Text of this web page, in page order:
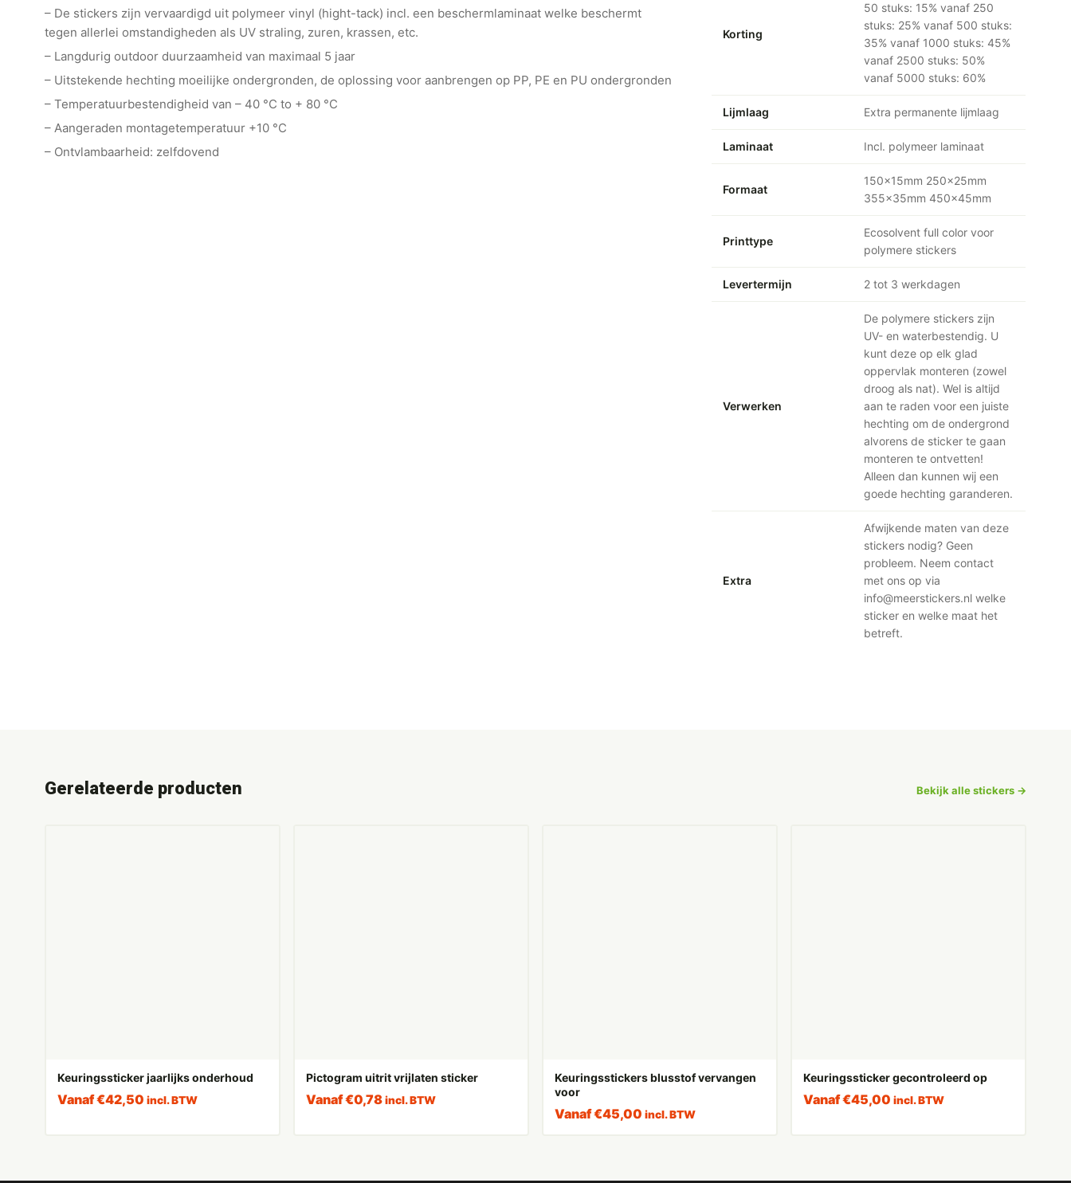
– De stickers zijn vervaardigd uit polymeer vinyl (hight-tack) incl. een beschermlaminaat welke beschermt
tegen allerlei omstandigheden als UV straling, zuren, krassen, etc.
– Langdurig outdoor duurzaamheid van maximaal 5 jaar
– Uitstekende hechting moeilijke ondergronden, de oplossing voor aanbrengen op PP, PE en PU ondergronden
– Temperatuurbestendigheid van – 40 °C to + 80 °C
– Aangeraden montagetemperatuur +10 °C
– Ontvlambaarheid: zelfdovend
Korting
50 stuks: 15% vanaf 250
stuks: 25% vanaf 500 stuks:
35% vanaf 1000 stuks: 45%
vanaf 2500 stuks: 50%
vanaf 5000 stuks: 60%
Lijmlaag Extra permanente lijmlaag
Laminaat Incl. polymeer laminaat
Formaat
150x15mm 250x25mm
355x35mm 450x45mm
Printtype
Ecosolvent full color voor
polymere stickers
Levertermijn 2 tot 3 werkdagen
Verwerken
De polymere stickers zijn
UV- en waterbestendig. U
kunt deze op elk glad
oppervlak monteren (zowel
droog als nat). Wel is altijd
aan te raden voor een juiste
hechting om de ondergrond
alvorens de sticker te gaan
monteren te ontvetten!
Alleen dan kunnen wij een
goede hechting garanderen.
Extra
Afwijkende maten van deze
stickers nodig? Geen
probleem. Neem contact
met ons op via
info@meerstickers.nl welke
sticker en welke maat het
betreft.
Gerelateerde producten Bekijk alle stickers →
Keuringssticker jaarlijks onderhoud
Vanaf€42,50 incl. BTW
Pictogram uitrit vrijlaten sticker
Vanaf€0,78 incl. BTW
Keuringsstickers blusstof vervangen
voor
Vanaf€45,00 incl. BTW
Keuringssticker gecontroleerd op
Vanaf€45,00 incl. BTW